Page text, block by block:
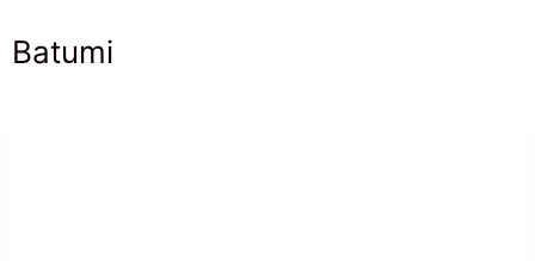
Batumi